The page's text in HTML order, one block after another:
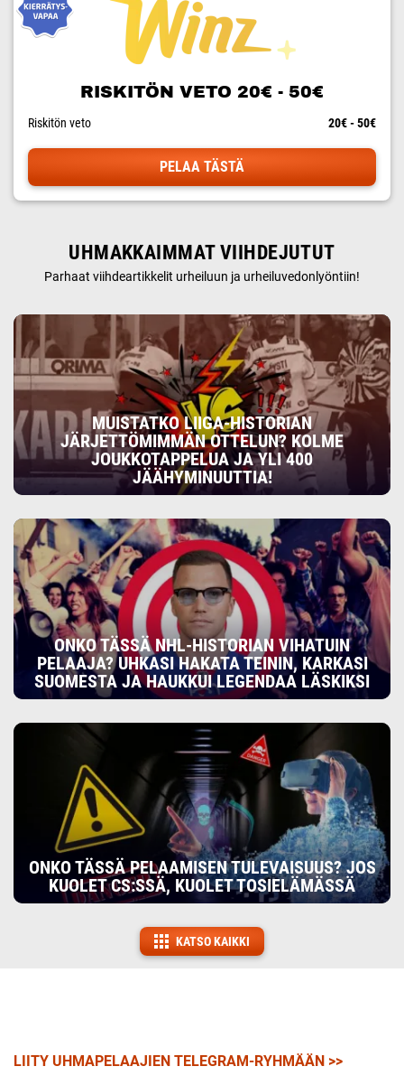
RISKITÖN VETO 20€ - 50€
Riskitön veto 20€ - 50€
PELAA TÄSTÄ
UHMAKKAIMMAT VIIHDEJUTUT
Parhaat viihdeartikkelit urheiluun ja urheiluvedonlyöntiin!
MUISTATKO LIIGA-HISTORIAN
JÄRJETTÖMIMMÄN OTTELUN? KOLME
JOUKKOTAPPELUA JA YLI 400
JÄÄHYMINUUTTIA!
ONKO TÄSSÄ NHL-HISTORIAN VIHATUIN
PELAAJA? UHKASI HAKATA TEININ, KARKASI
SUOMESTA JA HAUKKUI LEGENDAA LÄSKIKSI
ONKO TÄSSÄ PELAAMISEN TULEVAISUUS? JOS
KUOLET CS:SSÄ, KUOLET TOSIELÄMÄSSÄ
KATSO KAIKKI
LIITY UHMAPELAAJIEN TELEGRAM-RYHMÄÄN >>